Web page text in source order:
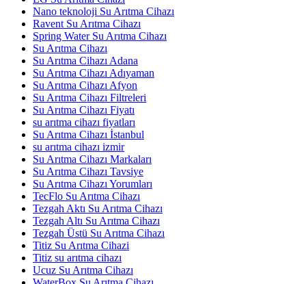
Nano teknoloji Su Arıtma Cihazı
Ravent Su Arıtma Cihazı
Spring Water Su Arıtma Cihazı
Su Arıtma Cihazı
Su Arıtma Cihazı Adana
Su Arıtma Cihazı Adıyaman
Su Arıtma Cihazı Afyon
Su Arıtma Cihazı Filtreleri
Su Arıtma Cihazı Fiyatı
su arıtma cihazı fiyatları
Su Arıtma Cihazı İstanbul
su arıtma cihazı izmir
Su Arıtma Cihazı Markaları
Su Arıtma Cihazı Tavsiye
Su Arıtma Cihazı Yorumları
TecFlo Su Arıtma Cihazı
Tezgah Aktı Su Arıtma Cihazı
Tezgah Altı Su Arıtma Cihazı
Tezgah Üstü Su Arıtma Cihazı
Titiz Su Arıtma Cihazi
Titiz su arıtma cihazı
Ucuz Su Arıtma Cihazı